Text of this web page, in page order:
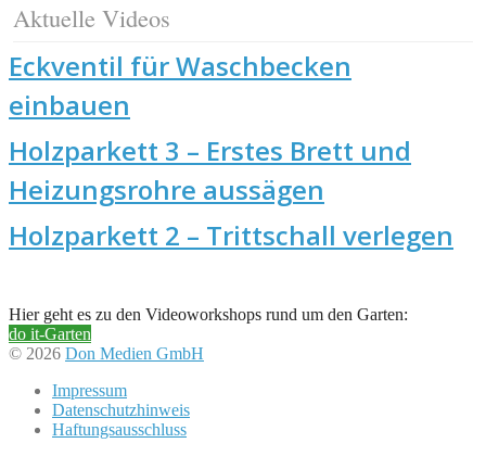
Aktuelle Videos
Eckventil für Waschbecken
einbauen
Holzparkett 3 – Erstes Brett und
Heizungsrohre aussägen
Holzparkett 2 – Trittschall verlegen
Hier geht es zu den Videoworkshops rund um den Garten:
do it-Garten
© 2026 Don Medien GmbH
Impressum
Datenschutzhinweis
Haftungsausschluss